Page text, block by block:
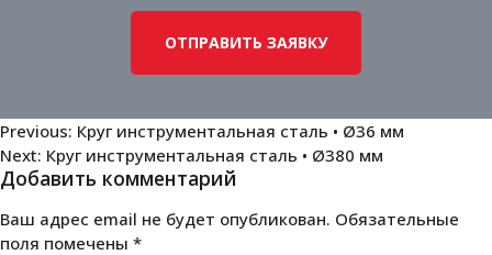
Навигация
по
записям
Previous: Круг инструментальная сталь • Ø36 мм
Next: Круг инструментальная сталь • Ø380 мм
Добавить комментарий
Ваш адрес email не будет опубликован. Обязательные
поля помечены *